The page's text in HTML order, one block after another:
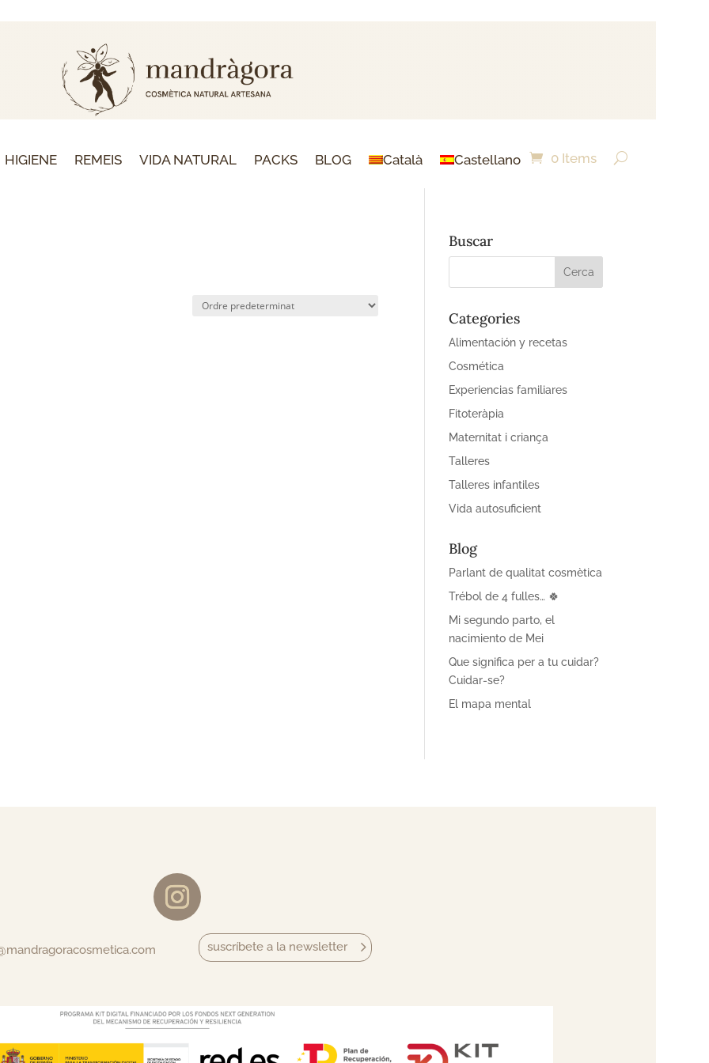
HIGIENE REMEIS VIDA NATURAL PACKS BLOG Català Castellano 0 Items
Buscar
Categories
Alimentación y recetas
Cosmética
Experiencias familiares
Fitoteràpia
Maternitat i criança
Talleres
Talleres infantiles
Vida autosuficient
Blog
Parlant de qualitat cosmètica
Trébol de 4 fulles… 🍀
Mi segundo parto, el
nacimiento de Mei
Que significa per a tu cuidar?
Cuidar-se?
El mapa mental
suscríbete a la newsletter